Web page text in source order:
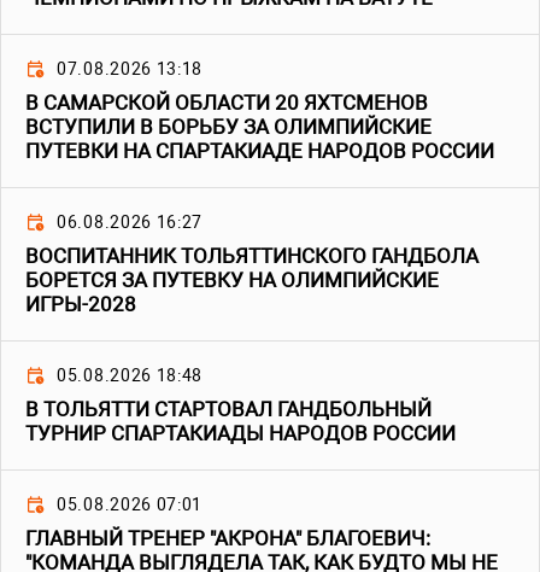
07.08.2026 13:18
В САМАРСКОЙ ОБЛАСТИ 20 ЯХТСМЕНОВ
ВСТУПИЛИ В БОРЬБУ ЗА ОЛИМПИЙСКИЕ
ПУТЕВКИ НА СПАРТАКИАДЕ НАРОДОВ РОССИИ
06.08.2026 16:27
ВОСПИТАННИК ТОЛЬЯТТИНСКОГО ГАНДБОЛА
БОРЕТСЯ ЗА ПУТЕВКУ НА ОЛИМПИЙСКИЕ
ИГРЫ-2028
05.08.2026 18:48
В ТОЛЬЯТТИ СТАРТОВАЛ ГАНДБОЛЬНЫЙ
ТУРНИР СПАРТАКИАДЫ НАРОДОВ РОССИИ
05.08.2026 07:01
ГЛАВНЫЙ ТРЕНЕР "АКРОНА" БЛАГОЕВИЧ:
"КОМАНДА ВЫГЛЯДЕЛА ТАК, КАК БУДТО МЫ НЕ